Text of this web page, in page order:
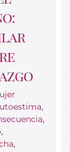
,
,
,
,